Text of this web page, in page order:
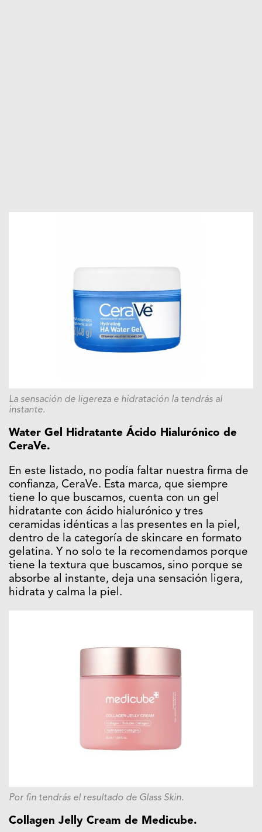
La sensación de ligereza e hidratación la tendrás al
instante.
Water Gel Hidratante Ácido Hialurónico de
CeraVe.
En este listado, no podía faltar nuestra firma de
confianza, CeraVe. Esta marca, que siempre
tiene lo que buscamos, cuenta con un gel
hidratante con ácido hialurónico y tres
ceramidas idénticas a las presentes en la piel,
dentro de la categoría de skincare en formato
gelatina. Y no solo te la recomendamos porque
tiene la textura que buscamos, sino porque se
absorbe al instante, deja una sensación ligera,
hidrata y calma la piel.
Por fin tendrás el resultado de Glass Skin.
Collagen Jelly Cream de Medicube.